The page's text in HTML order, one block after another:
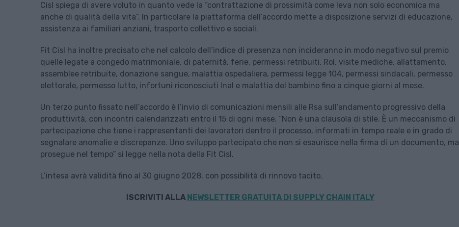
Cisl spiega di avere voluto in quanto vede la “contrattazione di prossimità come leva non solo economica ma
anche di qualità della vita”. In particolare la piattaforma dell’accordo mette a disposizione servizi di educazione,
assistenza ai familiari anziani, trasporto collettivo e sociali.
Fit Cisl ha inoltre precisato che nel calcolo dell’indice di presenza non incideranno in modo negativo sul premio
quelle legate a congedo matrimoniale, di paternità, ferie, permessi retribuiti, Rol, visite mediche, allattamento,
assemblee retribuite, donazione sangue, malattia ospedaliera, permessi legge 104, permessi sindacali, permesso
elettorale, permesso lutto, infortuni riconosciuti Inal e malattia del bambino fino a cinque giorni al mese.
Un terzo punto fissato nell’accordo è l’invio di comunicazioni mensili alle Rsa sull’andamento progressivo della
produttività, con incontri calendarizzati entro il 15 di ogni mese. “Non è una clausola di stile. È un meccanismo di
partecipazione che tiene i rappresentanti dei lavoratori dentro il processo, informati in tempo reale e in grado di
segnalare anomalie e discrepanze. Uno sviluppo partecipato che non si esaurisce nella firma di un documento, ma
prosegue nel tempo” si legge nella nota della Fit Cisl.
L’intesa avrà validità fino al 30 giugno 2028, con possibilità di rinnovo tacito.
ISCRIVITI ALLA NEWSLETTER GRATUITA DI SUPPLY CHAIN ITALY